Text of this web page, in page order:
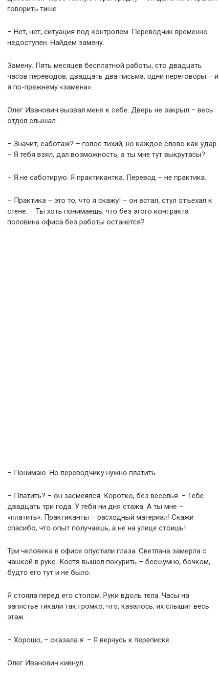
говорить тише.
– Нет, нет, ситуация под контролем. Переводчик временно
недоступен. Найдём замену.
Замену. Пять месяцев бесплатной работы, сто двадцать
часов переводов, двадцать два письма, одни переговоры – и
я по-прежнему «замена».
Олег Иванович вызвал меня к себе. Дверь не закрыл – весь
отдел слышал.
– Значит, саботаж? – голос тихий, но каждое слово как удар.
– Я тебя взял, дал возможность, а ты мне тут выкрутасы?
– Я не саботирую. Я практикантка. Перевод – не практика.
– Практика – это то, что я скажу! – он встал, стул отъехал к
стене. – Ты хоть понимаешь, что без этого контракта
половина офиса без работы останется?
– Понимаю. Но переводчику нужно платить.
– Платить? – он засмеялся. Коротко, без веселья. – Тебе
двадцать три года. У тебя ни дня стажа. А ты мне –
«платить». Практиканты – расходный материал! Скажи
спасибо, что опыт получаешь, а не на улице стоишь!
Три человека в офисе опустили глаза. Светлана замерла с
чашкой в руке. Костя вышел покурить – бесшумно, бочком,
будто его тут и не было.
Я стояла перед его столом. Руки вдоль тела. Часы на
запястье тикали так громко, что, казалось, их слышит весь
этаж.
– Хорошо, – сказала я. – Я вернусь к переписке.
Олег Иванович кивнул.